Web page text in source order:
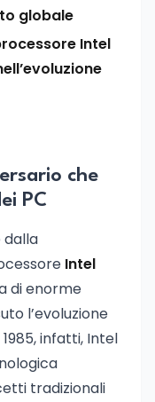
globale
Intel
che
PC
dalla
Intel
di enorme
l’evoluzione
infatti, Intel
tradizionali